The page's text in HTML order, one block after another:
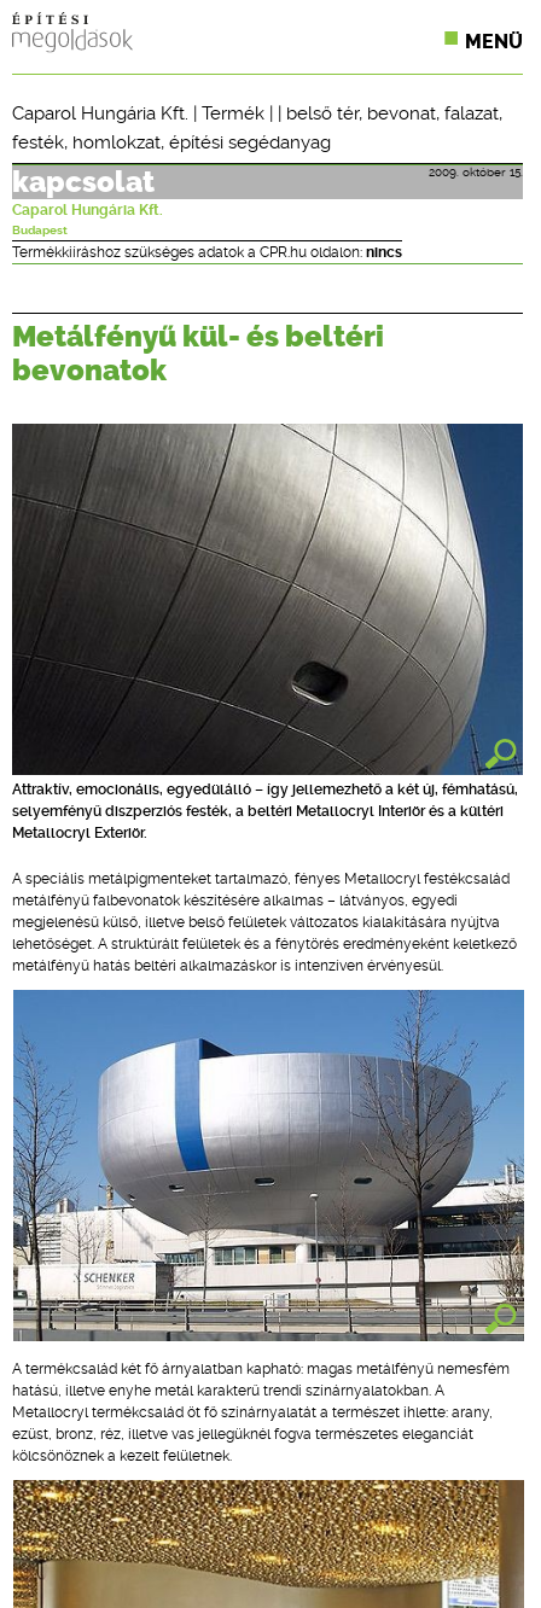
MENÜ
SZAKLAPOK
CPR TERMÉKKIÍRÁS
ÉPÍTÉSI JOG
ONLINE KÉPZÉSEK
Caparol Hungária Kft. | Termék | | belső tér, bevonat, falazat,
festék, homlokzat, építési segédanyag
2009. október 15.
kapcsolat
Caparol Hungária Kft.
Budapest
Termékkiíráshoz szükséges adatok a CPR.hu oldalon: nincs
Metálfényű kül- és beltéri
bevonatok
Attraktív, emocionális, egyedülálló – így jellemezhető a két új, fémhatású,
selyemfényű diszperziós festék, a beltéri Metallocryl Interiör és a kültéri
Metallocryl Exteriör.
A speciális metálpigmenteket tartalmazó, fényes Metallocryl festékcsalád
metálfényű falbevonatok készítésére alkalmas – látványos, egyedi
megjelenésű külső, illetve belső felületek változatos kialakítására nyújtva
lehetőséget. A struktúrált felületek és a fénytörés eredményeként keletkező
metálfényű hatás beltéri alkalmazáskor is intenzíven érvényesül.
A termékcsalád két fő árnyalatban kapható: magas metálfényű nemesfém
hatású, illetve enyhe metál karakterű trendi színárnyalatokban. A
Metallocryl termékcsalád öt fő színárnyalatát a természet ihlette: arany,
ezüst, bronz, réz, illetve vas jellegüknél fogva természetes eleganciát
kölcsönöznek a kezelt felületnek.